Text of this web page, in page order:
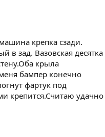
крепка сзади.
в зад. Вазовская десятка
крыла
бампер конечно
фартук под
крепится.Считаю удачно